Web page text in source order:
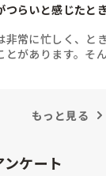
つらいと感じたと
非常に忙しく、と
とがあります。そ
もっと見る
ケート